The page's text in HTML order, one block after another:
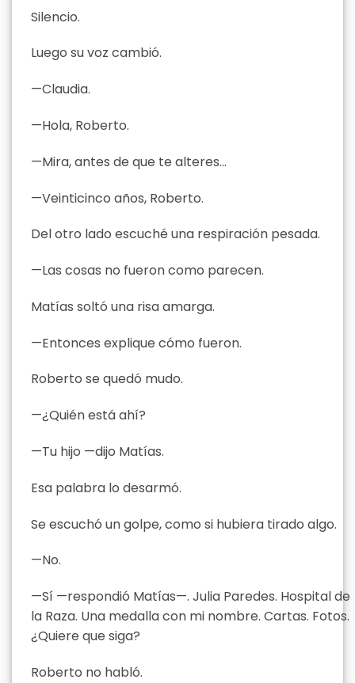
Silencio.
Luego su voz cambió.
—Claudia.
—Hola, Roberto.
—Mira, antes de que te alteres…
—Veinticinco años, Roberto.
Del otro lado escuché una respiración pesada.
—Las cosas no fueron como parecen.
Matías soltó una risa amarga.
—Entonces explique cómo fueron.
Roberto se quedó mudo.
—¿Quién está ahí?
—Tu hijo —dijo Matías.
Esa palabra lo desarmó.
Se escuchó un golpe, como si hubiera tirado algo.
—No.
—Sí —respondió Matías—. Julia Paredes. Hospital de
la Raza. Una medalla con mi nombre. Cartas. Fotos.
¿Quiere que siga?
Roberto no habló.